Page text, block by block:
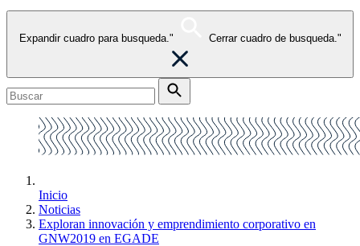
Expandir cuadro para busqueda." Cerrar cuadro de busqueda."
Inicio
Noticias
Exploran innovación y emprendimiento corporativo en
GNW2019 en EGADE